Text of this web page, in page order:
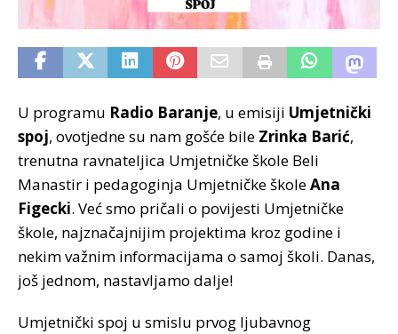
U programu Radio Baranje, u emisiji Umjetnički
spoj, ovotjedne su nam gošće bile Zrinka Barić,
trenutna ravnateljica Umjetničke škole Beli
Manastir i pedagoginja Umjetničke školeAna
Figecki. Već smo pričali o povijesti Umjetničke
škole, najznačajnijim projektima kroz godine i
nekim važnim informacijama o samoj školi. Danas,
još jednom, nastavljamo dalje!
Umjetnički spoj u smislu prvog ljubavnog